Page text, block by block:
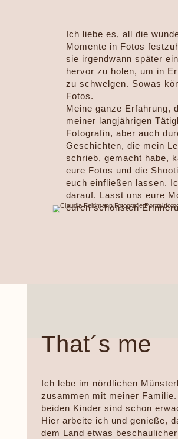
Ich liebe es, all die
Momente in Fotos
sie irgendwann später
hervor zu holen, um in
zu schwelgen. Sowas
Fotos.
Meine ganze Erfahrung,
meiner langjährigen
Fotografin, aber auch
Geschichten, die mein
schrieb, gemacht habe,
eure Fotos und die
euch einfließen lassen.
darauf. Lasst uns eure
euren schönsten
That´s me
Ich lebe im nördlichen
zusammen mit meiner
beiden Kinder sind schon
Hier arbeite ich und genieße,
dem Land etwas